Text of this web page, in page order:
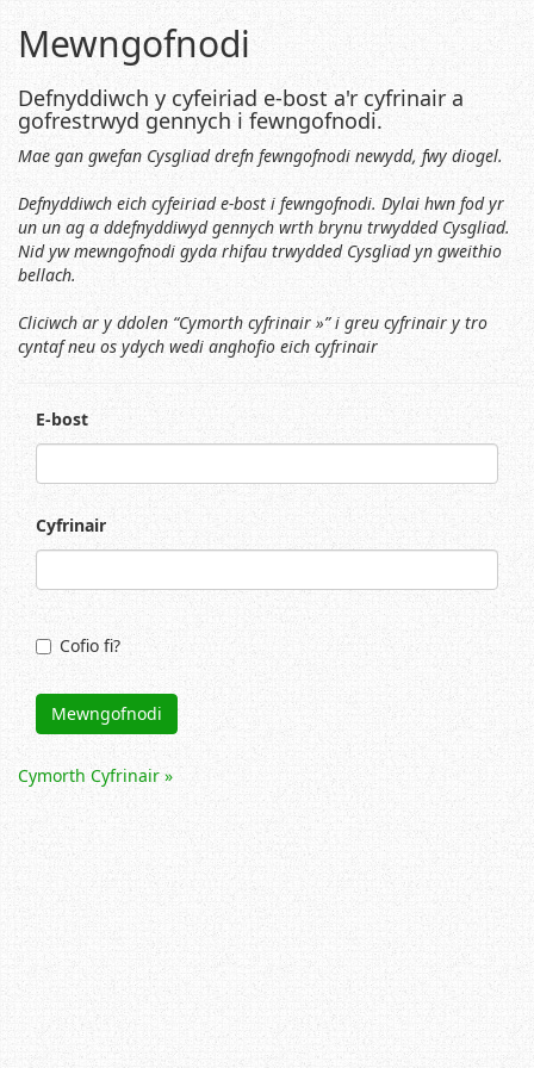
Mewngofnodi
Defnyddiwch y cyfeiriad e-bost a'r cyfrinair a
gofrestrwyd gennych i fewngofnodi.
Mae gan gwefan Cysgliad drefn fewngofnodi newydd, fwy diogel.
Defnyddiwch eich cyfeiriad e-bost i fewngofnodi. Dylai hwn fod yr
un un ag a ddefnyddiwyd gennych wrth brynu trwydded Cysgliad.
Nid yw mewngofnodi gyda rhifau trwydded Cysgliad yn gweithio
bellach.
Cliciwch ar y ddolen “Cymorth cyfrinair »” i greu cyfrinair y tro
cyntaf neu os ydych wedi anghofio eich cyfrinair
E-bost
Cyfrinair
Cofio fi?
Mewngofnodi
Cymorth Cyfrinair »